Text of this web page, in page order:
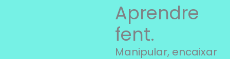
Aprendre
fent.
Manipular, encaixar